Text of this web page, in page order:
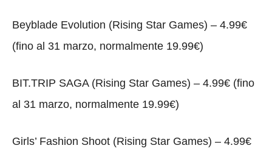
Beyblade Evolution (Rising Star Games) – 4.99€
(fino al 31 marzo, normalmente 19.99€)
BIT.TRIP SAGA (Rising Star Games) – 4.99€ (fino
al 31 marzo, normalmente 19.99€)
Girls’ Fashion Shoot (Rising Star Games) – 4.99€